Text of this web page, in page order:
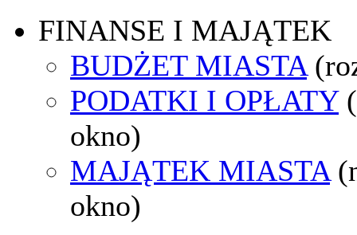
FINANSE I MAJĄTEK
BUDŻET MIASTA
PODATKI I OPŁATY
okno)
MAJĄTEK MIASTA
okno)